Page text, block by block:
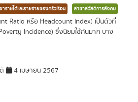
ารายได้และรายจ่ายของครัวเรือน สาขาสวัสดิการสังคม
Ratio หรือ Headcount Index) เป็นตัวที่
Incidence) ซึ่งนิยมใช้กันมาก บาง
4 เมษายน 2567